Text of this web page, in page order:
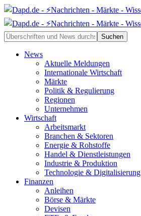
News
Aktuelle Meldungen
Internationale Wirtschaft
Märkte
Politik & Regulierung
Regionen
Unternehmen
Wirtschaft
Arbeitsmarkt
Branchen & Sektoren
Energie & Rohstoffe
Handel & Dienstleistungen
Industrie & Produktion
Technologie & Digitalisierung
Finanzen
Anleihen
Börse & Märkte
Devisen